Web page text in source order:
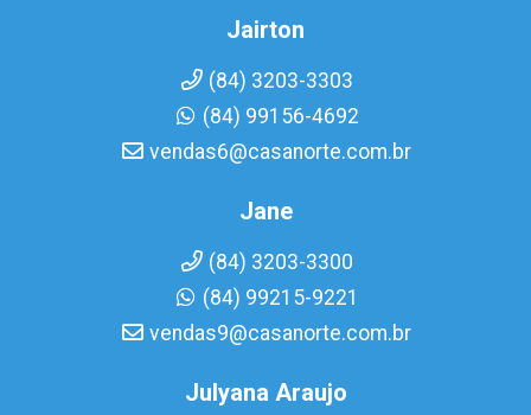
Jairton
(84) 3203-3303
(84) 99156-4692
vendas6@casanorte.com.br
Jane
(84) 3203-3300
(84) 99215-9221
vendas9@casanorte.com.br
Julyana Araujo